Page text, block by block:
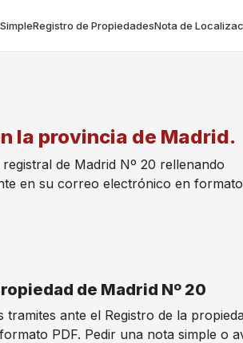
Registro de PropiedadesNota de
la provincia de Madrid.
de Madrid Nº 20 rellenando
en su correo electrónico en formato
de Madrid Nº 20
tramites ante el Registro de la
PDF. Pedir una nota simple o